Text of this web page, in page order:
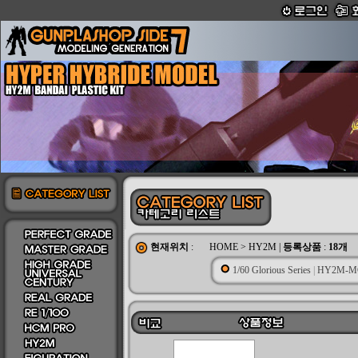
현재위치 : HOME > HY2M 등록상품 : 18개
1/60 Glorious Series HY2M-